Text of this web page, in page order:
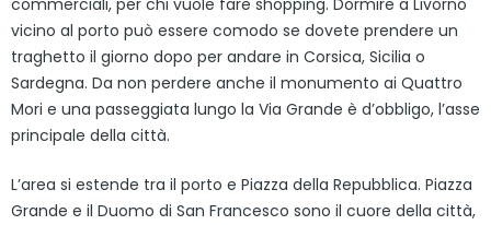
commerciali, per chi vuole fare shopping. Dormire a Livorno
vicino al porto può essere comodo se dovete prendere un
traghetto il giorno dopo per andare in Corsica, Sicilia o
Sardegna. Da non perdere anche il monumento ai Quattro
Mori e una passeggiata lungo la Via Grande è d’obbligo, l’asse
principale della città.
L’area si estende tra il porto e Piazza della Repubblica. Piazza
Grande e il Duomo di San Francesco sono il cuore della città,